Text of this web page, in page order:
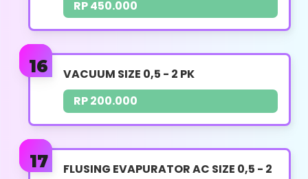
Membersihkan Sisa Pekerjaan
Whatsapp
RP 450.000
VACUUM SIZE 0,5 - 2 PK
RP 200.000
FLUSING EVAPURATOR AC SIZE 0,5 - 2